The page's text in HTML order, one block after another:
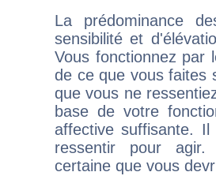
La prédominance
sensibilité et
Vous fonctionnez
de ce que vous faites
que vous ne
base de votre
affective suffisante.
ressentir pour agir.
certaine que vous